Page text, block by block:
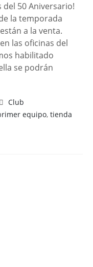
del 50 Aniversario!
la temporada
a la venta.
las oficinas del
habilitado
se podrán
Club
equipo,tienda